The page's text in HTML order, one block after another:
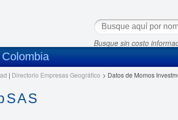
Busque sin costo
| Directorio Empresas Geográfico > Datos de Momos
S A S